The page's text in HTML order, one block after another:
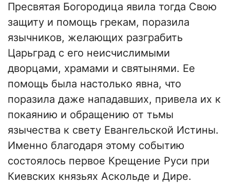
Пресвятая Богородица явила тогда Свою
защиту и помощь грекам, поразила
язычников, желающих разграбить
Царьград с его неисчислимыми
дворцами, храмами и святынями. Ее
помощь была настолько явна, что
поразила даже нападавших, привела их к
покаянию и обращению от тьмы
язычества к свету Евангельской Истины.
Именно благодаря этому событию
состоялось первое Крещение Руси при
Киевских князьях Аскольде и Дире.